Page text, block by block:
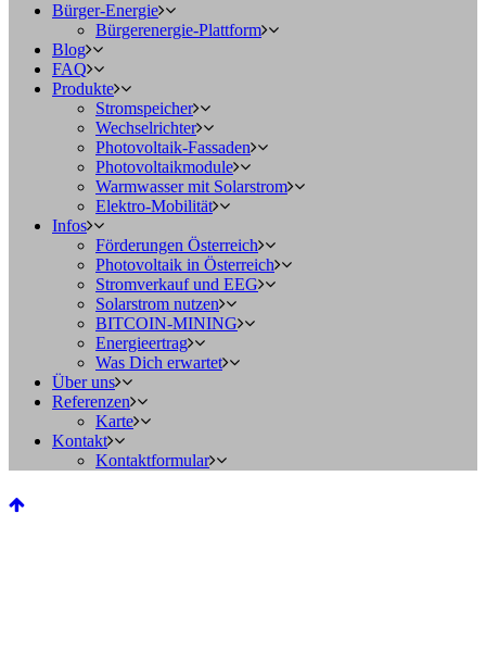
Bürger-Energie
Bürgerenergie-Plattform
Blog
FAQ
Produkte
Stromspeicher
Wechselrichter
Photovoltaik-Fassaden
Photovoltaikmodule
Warmwasser mit Solarstrom
Elektro-Mobilität
Infos
Förderungen Österreich
Photovoltaik in Österreich
Stromverkauf und EEG
Solarstrom nutzen
BITCOIN-MINING
Energieertrag
Was Dich erwartet
Über uns
Referenzen
Karte
Kontakt
Kontaktformular